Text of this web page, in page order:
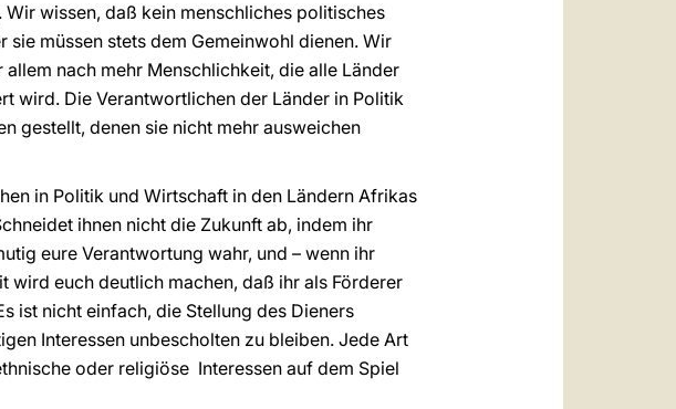
wissen, daß kein menschliches politisches
müssen stets dem Gemeinwohl dienen. Wir
nach mehr Menschlichkeit, die alle Länder
wird. Die Verantwortlichen der Länder in Politik
gestellt, denen sie nicht mehr ausweichen
in Politik und Wirtschaft in den Ländern Afrikas
ihnen nicht die Zukunft ab, indem ihr
eure Verantwortung wahr, und – wenn ihr
wird euch deutlich machen, daß ihr als Förderer
ist nicht einfach, die Stellung des Dieners
Interessen unbescholten zu bleiben. Jede Art
oder religiöse Interessen auf dem Spiel